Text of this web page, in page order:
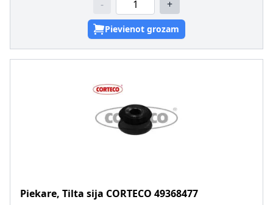
- +
Pievienot grozam
Piekare, Tilta sija CORTECO 49368477